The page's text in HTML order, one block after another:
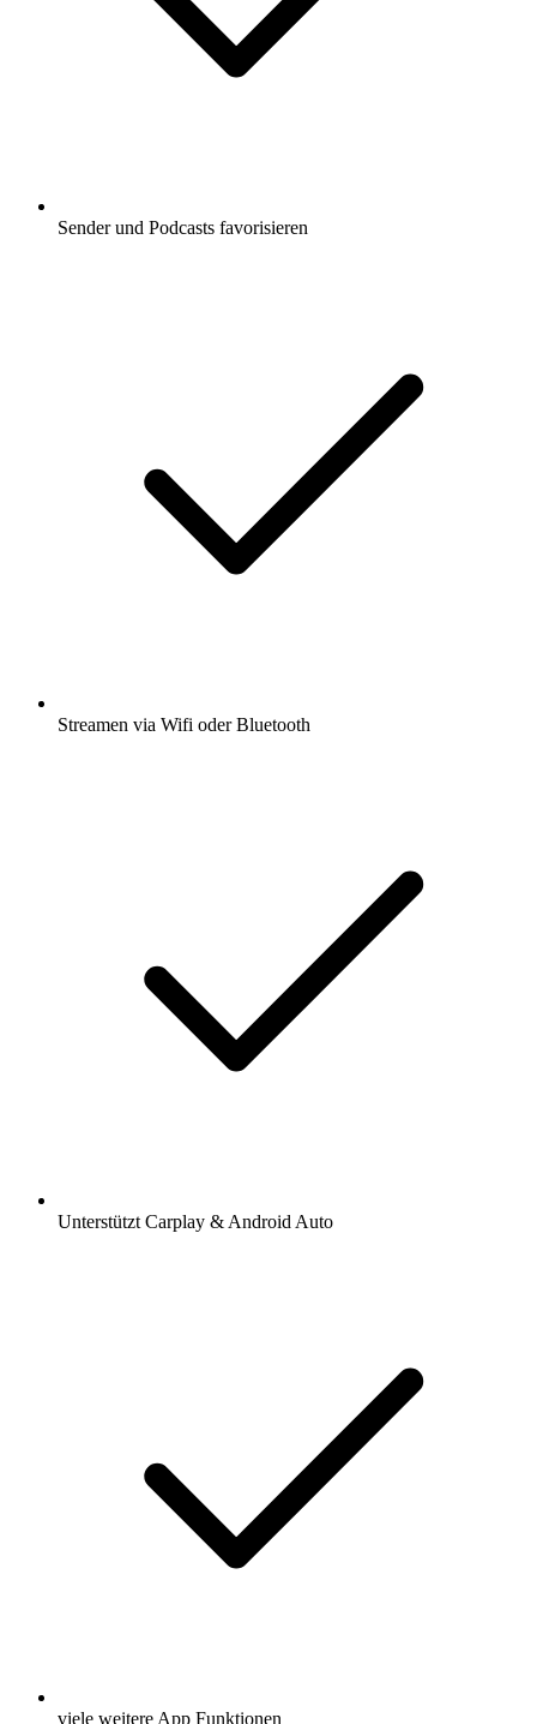
Sender und Podcasts favorisieren
Streamen via Wifi oder Bluetooth
Unterstützt Carplay & Android Auto
viele weitere App Funktionen